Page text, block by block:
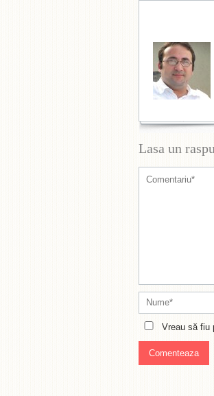
Lasa un
Vreau să fiu